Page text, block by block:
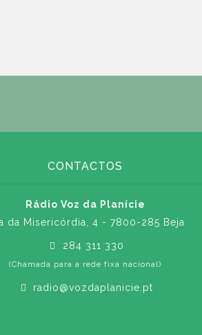
CONTACTOS
Rádio Voz da Planície
da Misericórdia, 4 - 7800-285 Beja
284 311 330
(Chamada para a rede fixa nacional)
radio@vozdaplanicie.pt